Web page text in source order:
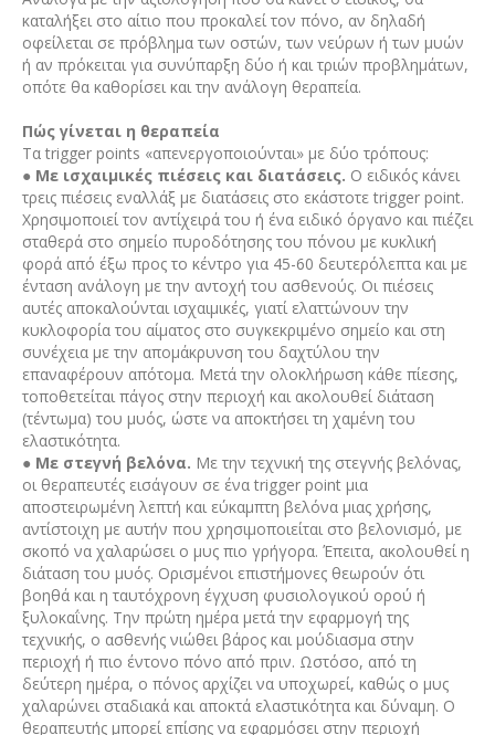
καταλήξει στο αίτιο που προκαλεί τον πόνο, αν δηλαδή
οφείλεται σε πρόβλημα των οστών, των νεύρων ή των μυών
ή αν πρόκειται για συνύπαρξη δύο ή και τριών προβλημάτων,
οπότε θα καθορίσει και την ανάλογη θεραπεία.
Πώς γίνεται η θεραπεία
Τα trigger points «απενεργοποιούνται» με δύο τρόπους:
● Με ισχαιμικές πιέσεις και διατάσεις. Ο ειδικός κάνει
τρεις πιέσεις εναλλάξ με διατάσεις στο εκάστοτε trigger point.
Χρησιμοποιεί τον αντίχειρά του ή ένα ειδικό όργανο και πιέζει
σταθερά στο σημείο πυροδότησης του πόνου με κυκλική
φορά από έξω προς το κέντρο για 45-60 δευτερόλεπτα και με
ένταση ανάλογη με την αντοχή του ασθενούς. Οι πιέσεις
αυτές αποκαλούνται ισχαιμικές, γιατί ελαττώνουν την
κυκλοφορία του αίματος στο συγκεκριμένο σημείο και στη
συνέχεια με την απομάκρυνση του δαχτύλου την
επαναφέρουν απότομα. Μετά την ολοκλήρωση κάθε πίεσης,
τοποθετείται πάγος στην περιοχή και ακολουθεί διάταση
(τέντωμα) του μυός, ώστε να αποκτήσει τη χαμένη του
ελαστικότητα.
● Με στεγνή βελόνα. Με την τεχνική της στεγνής βελόνας,
οι θεραπευτές εισάγουν σε ένα trigger point μια
αποστειρωμένη λεπτή και εύκαμπτη βελόνα μιας χρήσης,
αντίστοιχη με αυτήν που χρησιμοποιείται στο βελονισμό, με
σκοπό να χαλαρώσει ο μυς πιο γρήγορα. Έπειτα, ακολουθεί η
διάταση του μυός. Ορισμένοι επιστήμονες θεωρούν ότι
βοηθά και η ταυτόχρονη έγχυση φυσιολογικού ορού ή
ξυλοκαΐνης. Την πρώτη ημέρα μετά την εφαρμογή της
τεχνικής, ο ασθενής νιώθει βάρος και μούδιασμα στην
περιοχή ή πιο έντονο πόνο από πριν. Ωστόσο, από τη
δεύτερη ημέρα, ο πόνος αρχίζει να υποχωρεί, καθώς ο μυς
χαλαρώνει σταδιακά και αποκτά ελαστικότητα και δύναμη. Ο
θεραπευτής μπορεί επίσης να εφαρμόσει στην περιοχή